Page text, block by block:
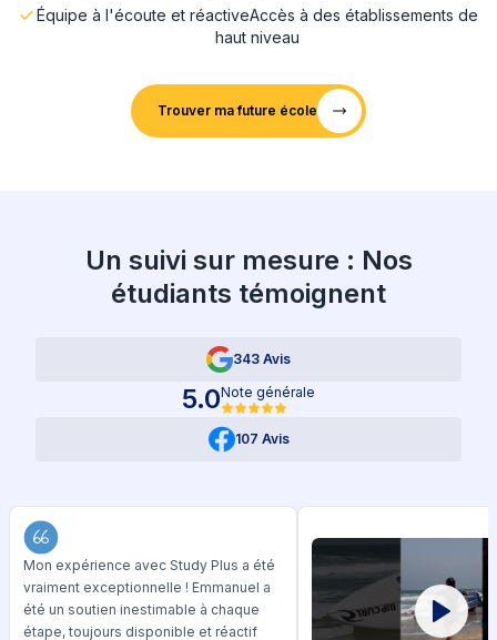
Équipe à l'écoute et réactiveAccès à des établissements de
haut niveau
Trouver ma future école
Un suivi sur mesure : Nos
étudiants témoignent
343 Avis
5.0Note générale
107 Avis
Mon expérience avec Study Plus a été
vraiment exceptionnelle ! Emmanuel a
été un soutien inestimable à chaque
étape, toujours disponible et réactif